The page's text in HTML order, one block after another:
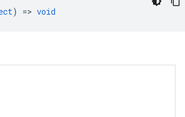
) => void